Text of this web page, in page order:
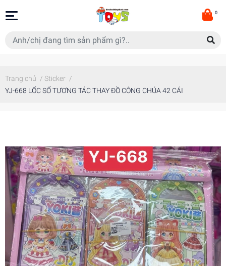
0
Trang chủ / Sticker /
YJ-668 LỐC SỔ TƯƠNG TÁC THAY ĐỒ CÔNG CHÚA 42 CÁI